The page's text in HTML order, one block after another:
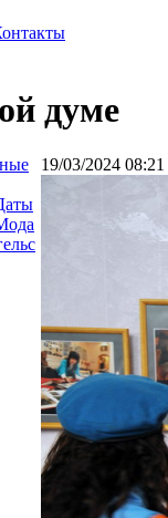
думе
19/03/2024 08:21